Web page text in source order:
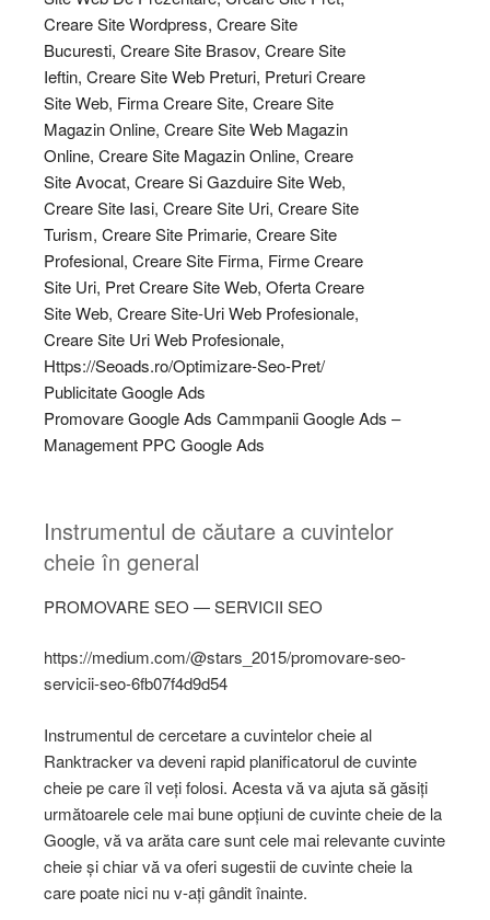
Publicitate Google Ads
Promovare Google Ads Cammpanii Google Ads –
Management PPC Google Ads
Instrumentul de căutare a cuvintelor
cheie în general
PROMOVARE SEO — SERVICII SEO
https://medium.com/@stars_2015/promovare-seo-
servicii-seo-6fb07f4d9d54
Instrumentul de cercetare a cuvintelor cheie al
Ranktracker va deveni rapid planificatorul de cuvinte
cheie pe care îl veți folosi. Acesta vă va ajuta să găsiți
următoarele cele mai bune opțiuni de cuvinte cheie de la
Google, vă va arăta care sunt cele mai relevante cuvinte
cheie și chiar vă va oferi sugestii de cuvinte cheie la
care poate nici nu v-ați gândit înainte.